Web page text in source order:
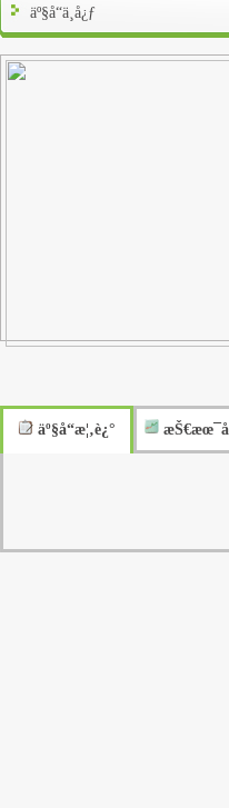
äº§å“ä¸­å¿ƒ
äº§å“æ¦‚è¿°